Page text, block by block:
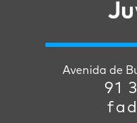
Avenida de
91